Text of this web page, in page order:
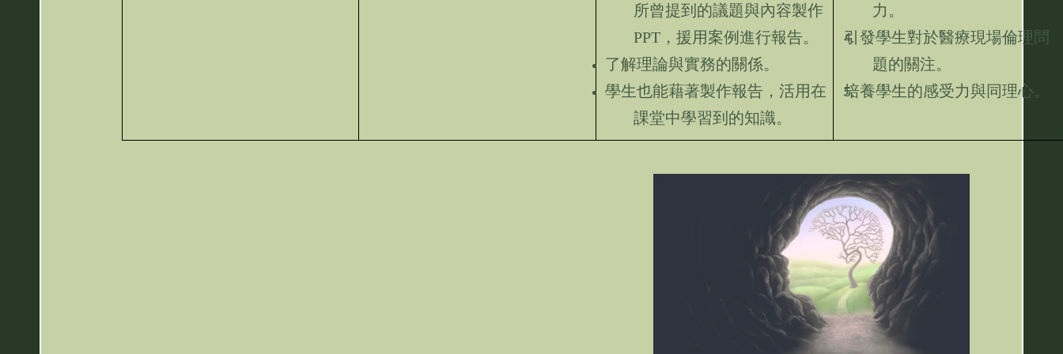
所曾提到的議題與內容製作
PPT ，援用案例進行報告。
了解理論與實務的關係。
學生也能藉著製作報告，活用在
課堂中學習到的知識。
力。
引發學生對於醫療現場倫理問
題的關注。
培養學生的感受力與同理心。